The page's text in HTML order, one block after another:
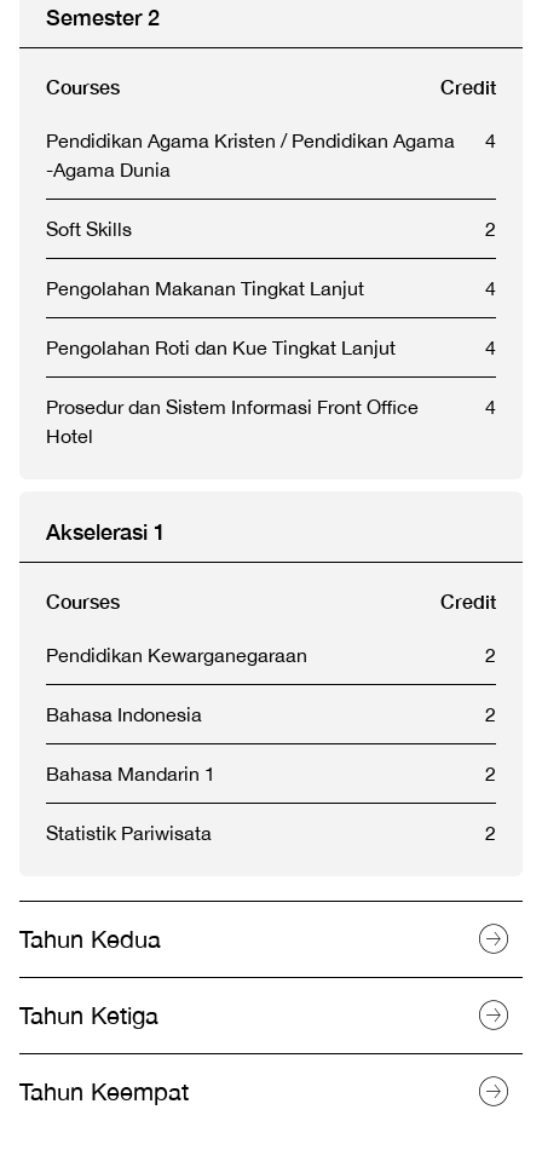
Semester 2
Courses Credit
Pendidikan Agama Kristen / Pendidikan Agama
-Agama Dunia
4
Soft Skills 2
Pengolahan Makanan Tingkat Lanjut 4
Pengolahan Roti dan Kue Tingkat Lanjut 4
Prosedur dan Sistem Informasi Front Office
Hotel
4
Akselerasi 1
Courses Credit
Pendidikan Kewarganegaraan 2
Bahasa Indonesia 2
Bahasa Mandarin 1 2
Statistik Pariwisata 2
Tahun Kedua
Tahun Ketiga
Tahun Keempat